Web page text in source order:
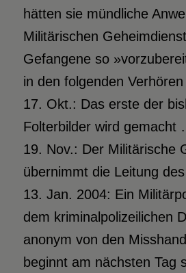
hätten sie mündliche
Militärischen
Gefangene so
in den folgenden
17. Okt.: Das erste der
Folterbilder wird gemacht
19. Nov.: Der Militärische
übernimmt die Leitung
13. Jan. 2004: Ein
dem kriminalpolizeilichen
anonym von den
beginnt am nächsten Tag